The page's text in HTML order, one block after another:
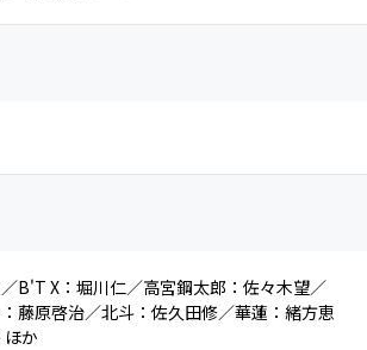
B'T X：堀川仁／高宮鋼太郎：佐々木望／
藤原啓治／北斗：佐久田修／華蓮：緒方恵
か